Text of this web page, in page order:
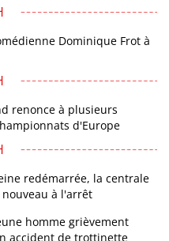
Dominique Frot à
renonce à plusieurs
d'Europe
redémarrée, la centrale
à l'arrêt
homme grièvement
accident de trottinette